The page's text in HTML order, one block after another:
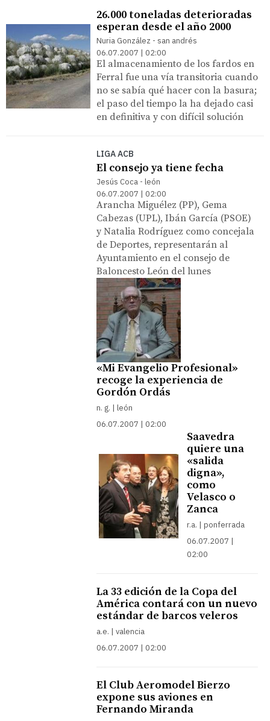
26.000 toneladas deterioradas
esperan desde el año 2000
Nuria González - san andrés
06.07.2007 | 02:00
El almacenamiento de los fardos en
Ferral fue una vía transitoria cuando
no se sabía qué hacer con la basura;
el paso del tiempo la ha dejado casi
en definitiva y con difícil solución
LIGA ACB
El consejo ya tiene fecha
Jesús Coca - león
06.07.2007 | 02:00
Arancha Miguélez (PP), Gema
Cabezas (UPL), Ibán García (PSOE)
y Natalia Rodríguez como concejala
de Deportes, representarán al
Ayuntamiento en el consejo de
Baloncesto León del lunes
«Mi Evangelio Profesional»
recoge la experiencia de
Gordón Ordás
n. g. | león
06.07.2007 | 02:00
Saavedra
quiere una
«salida
digna»,
como
Velasco o
Zanca
r.a. | ponferrada
06.07.2007 |
02:00
La 33 edición de la Copa del
América contará con un nuevo
estándar de barcos veleros
a.e. | valencia
06.07.2007 | 02:00
El Club Aeromodel Bierzo
expone sus aviones en
Fernando Miranda